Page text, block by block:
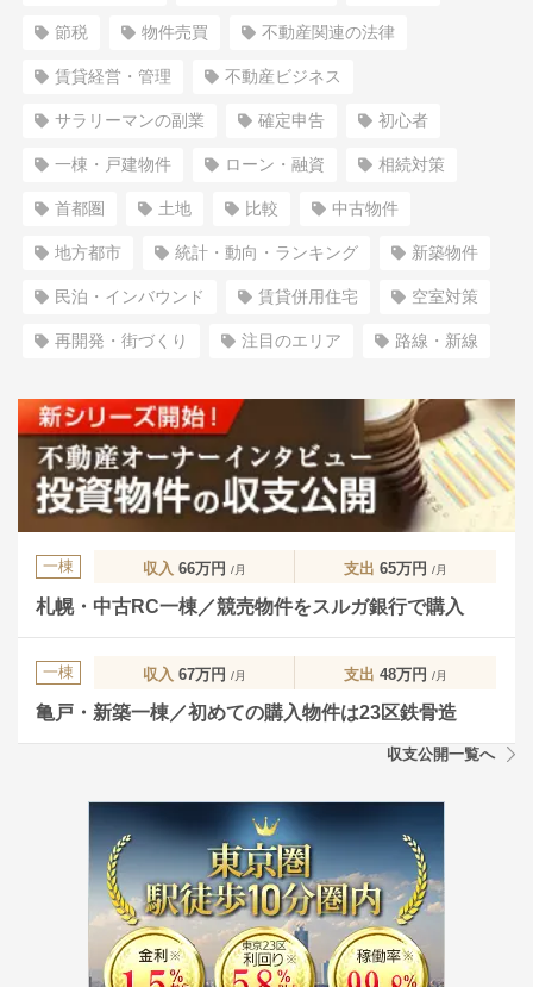
節税 物件売買 不動産関連の法律
賃貸経営・管理 不動産ビジネス
サラリーマンの副業 確定申告 初心者
一棟・戸建物件 ローン・融資 相続対策
首都圏 土地 比較 中古物件
地方都市 統計・動向・ランキング 新築物件
民泊・インバウンド 賃貸併用住宅 空室対策
再開発・街づくり 注目のエリア 路線・新線
一棟 収入 66万円 /月 支出 65万円 /月
札幌・中古RC一棟／競売物件をスルガ銀行で購入
一棟 収入 67万円 /月 支出 48万円 /月
亀戸・新築一棟／初めての購入物件は23区鉄骨造
収支公開一覧へ